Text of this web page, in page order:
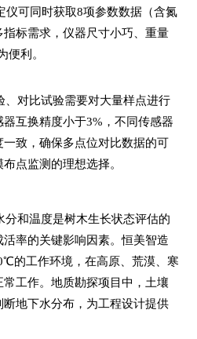
仪可同时获取8项参数数据（含氮
标需求，仪器尺寸小巧、重量
便利。
、对比试验需要对大量样点进行
互换精度小于3%，不同传感器
致，确保多点位对比数据的可
点监测的理想选择。
分和温度是树木生长状态评估的
率的关键影响因素。恒美智造
的工作环境，在高原、荒漠、寒
工作。地质勘探项目中，土壤
地下水分布，为工程设计提供